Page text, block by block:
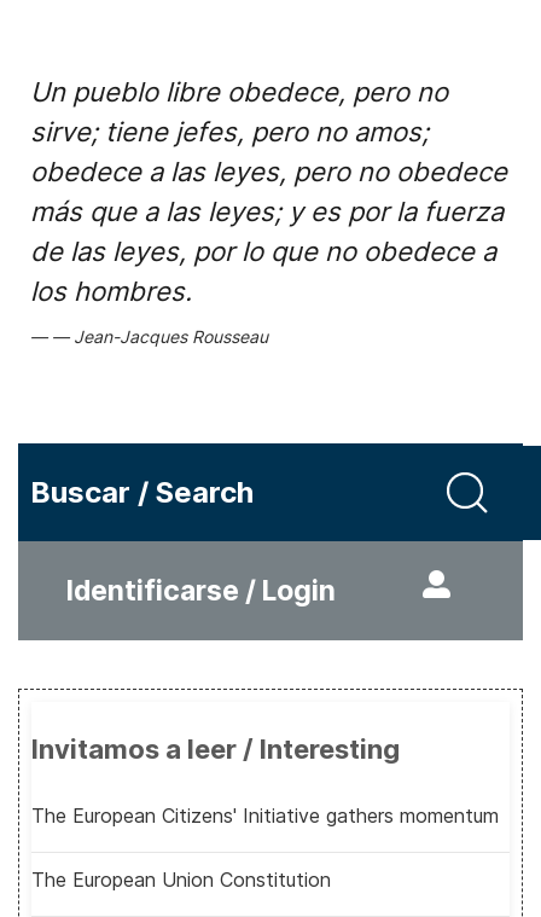
Un pueblo libre obedece, pero no
sirve; tiene jefes, pero no amos;
obedece a las leyes, pero no obedece
más que a las leyes; y es por la fuerza
de las leyes, por lo que no obedece a
los hombres.
Jean-Jacques Rousseau
Buscar / Search
Identificarse / Login
Invitamos a leer / Interesting
The European Citizens' Initiative gathers momentum
The European Union Constitution